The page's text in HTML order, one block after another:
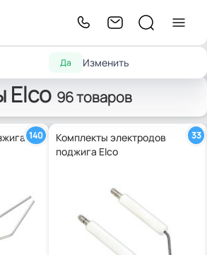
Да Изменить
горелок ЭлектродыElco
Elco 96 товаров
140
Комплекты электродов
поджига Elco
33